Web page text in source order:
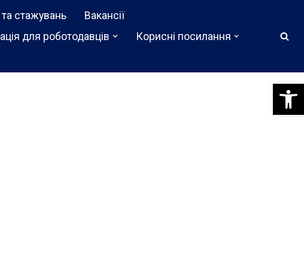
стажувань
Вакансії
для роботодавців
Корисні посилання